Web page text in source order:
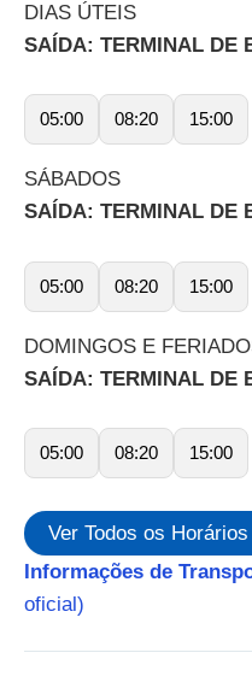
DIAS ÚTEIS
SAÍDA: TERMINAL DE
05:00 08:20 15:00
SÁBADOS
SAÍDA: TERMINAL DE
05:00 08:20 15:00
DOMINGOS E
SAÍDA: TERMINAL DE
05:00 08:20 15:00
Ver Todos os
Informações de
oficial)